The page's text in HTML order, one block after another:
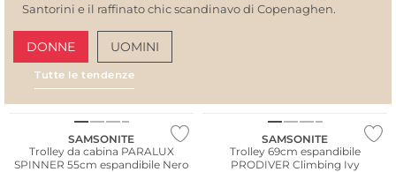
Santorini e il raffinato chic scandinavo di Copenaghen.
DONNE UOMINI
Tutte le tendenze
SAMSONITE
Trolley da cabina PARALUX
SPINNER 55cm espandibile Nero
SAMSONITE
Trolley 69cm espandibile
PRODIVER Climbing Ivy